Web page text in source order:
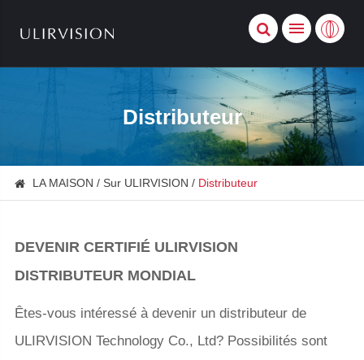
Distributeur
LA MAISON Sur ULIRVISION Distributeur
DEVENIR CERTIFIÉ ULIRVISION
DISTRIBUTEUR MONDIAL
Êtes-vous intéressé à devenir un distributeur de
ULIRVISION Technology Co., Ltd? Possibilités sont